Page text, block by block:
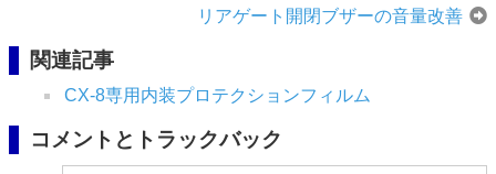
リアゲート開閉ブザーの音量改善
関連記事
CX-8専用内装プロテクションフィルム
コメントとトラックバック